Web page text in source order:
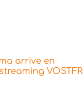
arrive en
VOSTFR